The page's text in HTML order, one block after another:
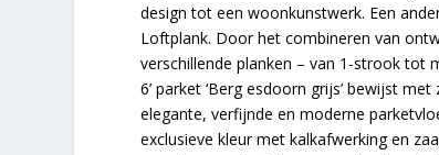
design tot een woonkunstwerk. Een
Loftplank. Door het combineren van
verschillende planken – van 1-strook tot
6’ parket ‘Berg esdoorn grijs’ bewijst
elegante, verfijnde en moderne
exclusieve kleur met kalkafwerking en